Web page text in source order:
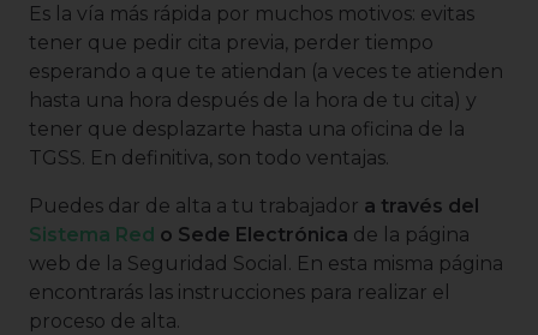
Es la vía más rápida por muchos motivos: evitas
tener que pedir cita previa, perder tiempo
esperando a que te atiendan (a veces te atienden
hasta una hora después de la hora de tu cita) y
tener que desplazarte hasta una oficina de la
TGSS. En definitiva, son todo ventajas.
Puedes dar de alta a tu trabajador a través del
Sistema Red o Sede Electrónica de la página
web de la Seguridad Social. En esta misma página
encontrarás las instrucciones para realizar el
proceso de alta.